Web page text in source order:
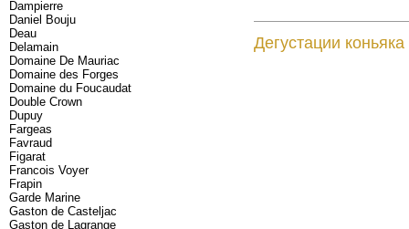
Dampierre
Daniel Bouju
Deau
Delamain
Domaine De Mauriac
Domaine des Forges
Domaine du Foucaudat
Double Crown
Dupuy
Fargeas
Favraud
Figarat
Francois Voyer
Frapin
Garde Marine
Gaston de Casteljac
Gaston de Lagrange
Дегустации